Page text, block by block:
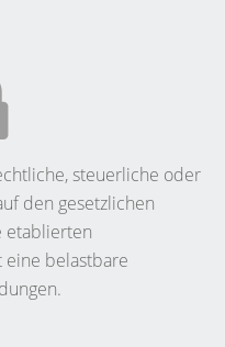
steuerliche oder
den gesetzlichen
etablierten
belastbare